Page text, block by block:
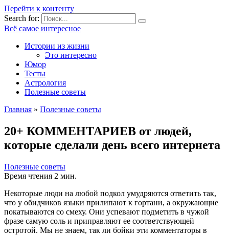
Перейти к контенту
Search for:
Всё самое интересное
Истории из жизни
Это интересно
Юмор
Тесты
Астрология
Полезные советы
Главная » Полезные советы
20+ КОММЕНТАРИЕВ от людей,
которые сделали день всего интернета
Полезные советы
Время чтения 2 мин.
Некоторые люди на любой подкол умудряются ответить так,
что у обидчиков языки прилипают к гортани, а окружающие
покатываются со смеху. Они успевают подметить в чужой
фразе самую соль и приправляют ее соответствующей
остротой. Мы не знаем, так ли бойки эти комментаторы в